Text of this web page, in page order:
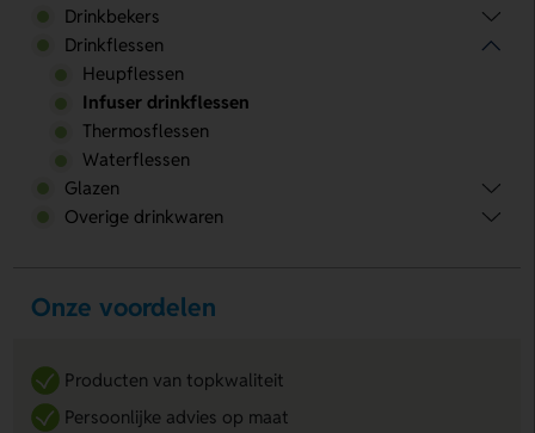
Drinkbekers
Drinkflessen
Heupflessen
Infuser drinkflessen
Thermosflessen
Waterflessen
Glazen
Overige drinkwaren
Onze voordelen
Producten van topkwaliteit
Persoonlijke advies op maat